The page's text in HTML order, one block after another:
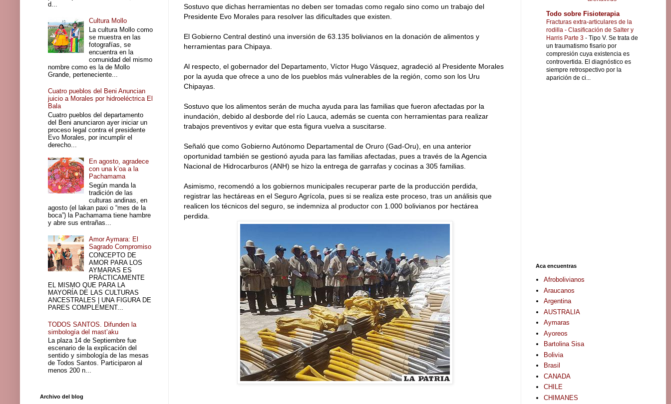
Sostuvo que dichas herramientas no deben ser tomadas como regalo sino como un trabajo del
Presidente Evo Morales para resolver las dificultades que existen.
El Gobierno Central destinó una inversión de 63.135 bolivianos en la donación de alimentos y
herramientas para Chipaya.
Al respecto, el gobernador del Departamento, Víctor Hugo Vásquez, agradeció al Presidente Morales
por la ayuda que ofrece a uno de los pueblos más vulnerables de la región, como son los Uru
Chipayas.
Sostuvo que los alimentos serán de mucha ayuda para las familias que fueron afectadas por la
inundación, debido al desborde del río Lauca, además se cuenta con herramientas para realizar
trabajos preventivos y evitar que esta figura vuelva a suscitarse.
Señaló que como Gobierno Autónomo Departamental de Oruro (Gad-Oru), en una anterior
oportunidad también se gestionó ayuda para las familias afectadas, pues a través de la Agencia
Nacional de Hidrocarburos (ANH) se hizo la entrega de garrafas y cocinas a 305 familias.
Asimismo, recomendó a los gobiernos municipales recuperar parte de la producción perdida,
registrar las hectáreas en el Seguro Agrícola, pues si se realiza este proceso, tras un análisis que
realicen los técnicos del seguro, se indemniza al productor con 1.000 bolivianos por hectárea
perdida.
d...
Cultura Mollo
La cultura Mollo como
se muestra en las
fotografías, se
encuentra en la
comunidad del mismo
nombre como es la de Mollo
Grande, perteneciente...
Cuatro pueblos del Beni Anuncian
juicio a Morales por hidroeléctrica El
Bala
Cuatro pueblos del departamento
del Beni anunciaron ayer iniciar un
proceso legal contra el presidente
Evo Morales, por incumplir el
derecho...
En agosto, agradece
con una k’oa a la
Pachamama
Según manda la
tradición de las
culturas andinas, en
agosto (el lakan paxi o “mes de la
boca”) la Pachamama tiene hambre
y abre sus entrañas...
Amor Aymara: El
Sagrado Compromiso
CONCEPTO DE
AMOR PARA LOS
AYMARAS ES
PRÁCTICAMENTE
EL MISMO QUE PARA LA
MAYORÍA DE LAS CULTURAS
ANCESTRALES | UNA FIGURA DE
PARES COMPLEMENT...
TODOS SANTOS. Difunden la
simbología del mast’aku
La plaza 14 de Septiembre fue
escenario de la explicación del
sentido y simbología de las mesas
de Todos Santos. Participaron al
menos 200 n...
Archivo del blog
Todo sobre Fisioterapia
Fracturas extra-articulares de la
rodilla - Clasificación de Salter y
Harris Parte 3 - Tipo V. Se trata de
un traumatismo fisario por
compresión cuya existencia es
controvertida. El diagnóstico es
siempre retrospectivo por la
aparición de ci...
Aca encuentras
Afrobolivianos
Araucanos
Argentina
AUSTRALIA
Aymaras
Ayoreos
Bartolina Sisa
Bolivia
Brasil
CANADA
CHILE
CHIMANES